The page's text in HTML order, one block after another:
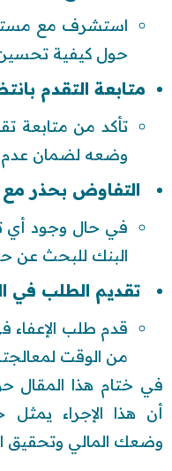
استشرف مع
حول كيفية
متابعة التقدم
تأكد من متابعة
وضعه لضمان عدم
التفاوض بحذر مع
في حال وجود أي
البنك للبحث عن
تقديم الطلب في
قدم طلب الإعفاء
من الوقت
في ختام هذا المقال
أن هذا الإجراء
وضعك المالي وتحقيق